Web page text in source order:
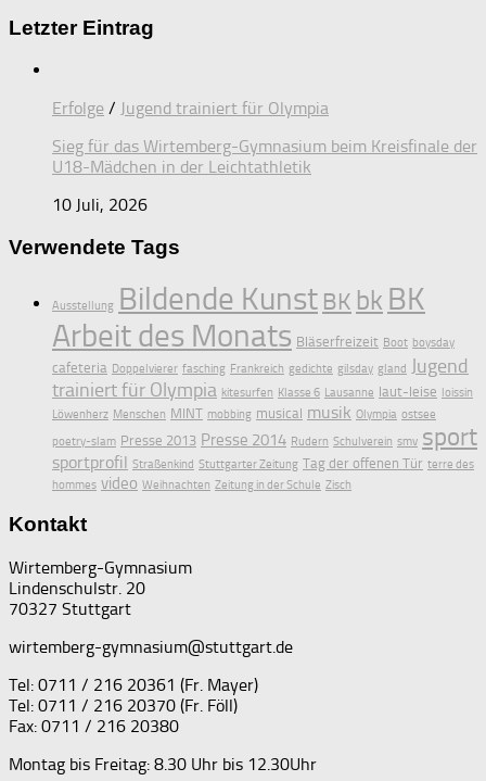
Letzter Eintrag
Erfolge / Jugend trainiert für Olympia
Sieg für das Wirtemberg-Gymnasium beim Kreisfinale der
U18-Mädchen in der Leichtathletik
10 Juli, 2026
Verwendete Tags
Ausstellung Bildende Kunst BK bk BK
Arbeit des Monats Bläserfreizeit Boot boysday
cafeteria Doppelvierer fasching Frankreich gedichte gilsday gland Jugend
trainiert für Olympia kitesurfen Klasse 6 Lausanne laut-leise loissin
Löwenherz Menschen MINT mobbing musical musik Olympia ostsee
poetry-slam Presse 2013 Presse 2014 Rudern Schulverein smv sport
sportprofil Straßenkind Stuttgarter Zeitung Tag der offenen Tür terre des
hommes video Weihnachten Zeitung in der Schule Zisch
Kontakt
Wirtemberg-Gymnasium
Lindenschulstr. 20
70327 Stuttgart
wirtemberg-gymnasium@stuttgart.de
Tel: 0711 / 216 20361 (Fr. Mayer)
Tel: 0711 / 216 20370 (Fr. Föll)
Fax: 0711 / 216 20380
Montag bis Freitag: 8.30 Uhr bis 12.30Uhr